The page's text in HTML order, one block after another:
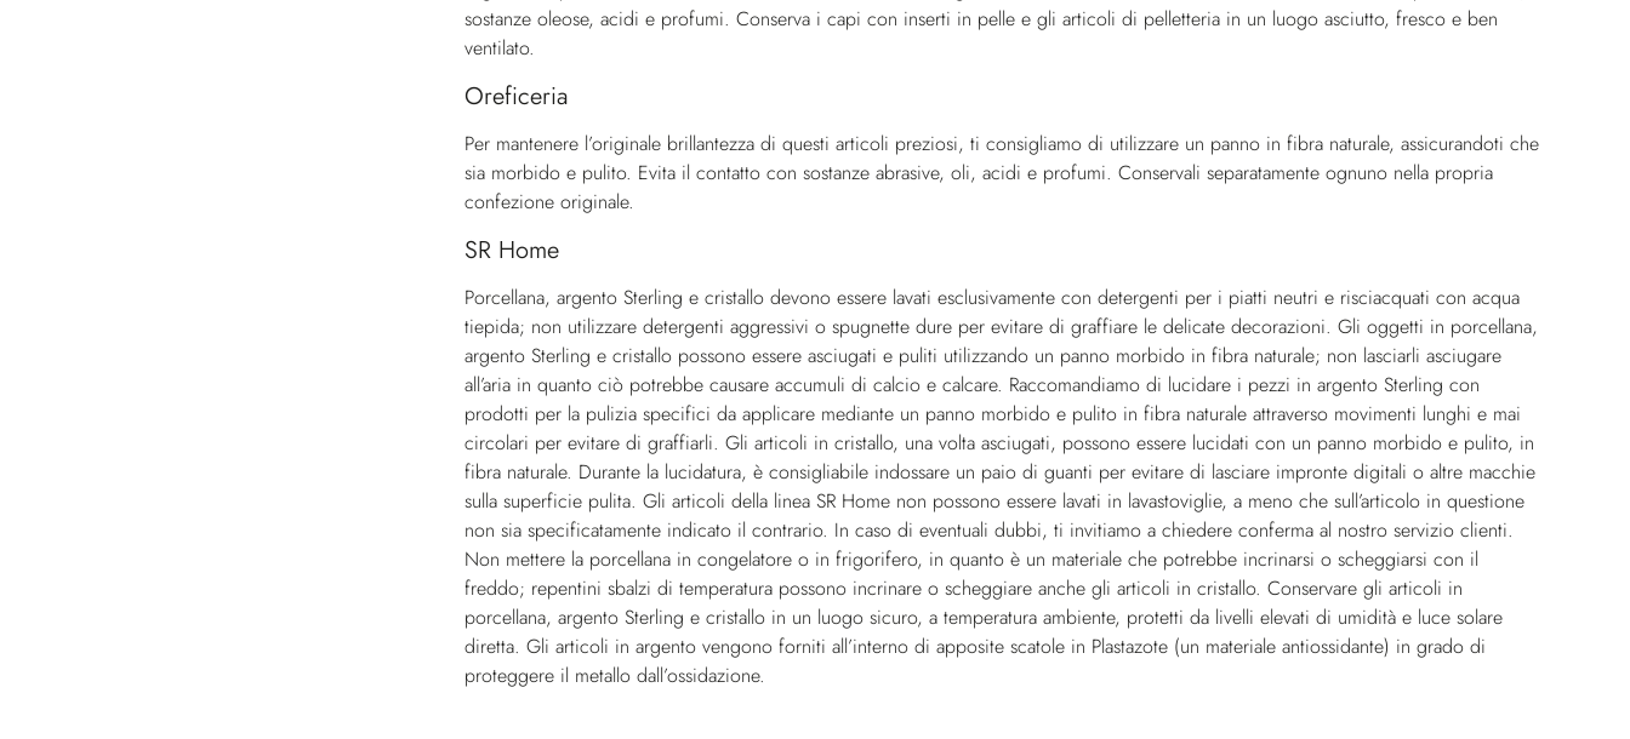
sostanze oleose, acidi e profumi. Conserva i capi con inserti in pelle e gli articoli di pelletteria in un luogo asciutto, fresco e ben
ventilato.
Oreficeria
Per mantenere l’originale brillantezza di questi articoli preziosi, ti consigliamo di utilizzare un panno in fibra naturale, assicurandoti che
sia morbido e pulito. Evita il contatto con sostanze abrasive, oli, acidi e profumi. Conservali separatamente ognuno nella propria
confezione originale.
SR Home
Porcellana, argento Sterling e cristallo devono essere lavati esclusivamente con detergenti per i piatti neutri e risciacquati con acqua
tiepida; non utilizzare detergenti aggressivi o spugnette dure per evitare di graffiare le delicate decorazioni. Gli oggetti in porcellana,
argento Sterling e cristallo possono essere asciugati e puliti utilizzando un panno morbido in fibra naturale; non lasciarli asciugare
all’aria in quanto ciò potrebbe causare accumuli di calcio e calcare. Raccomandiamo di lucidare i pezzi in argento Sterling con
prodotti per la pulizia specifici da applicare mediante un panno morbido e pulito in fibra naturale attraverso movimenti lunghi e mai
circolari per evitare di graffiarli. Gli articoli in cristallo, una volta asciugati, possono essere lucidati con un panno morbido e pulito, in
fibra naturale. Durante la lucidatura, è consigliabile indossare un paio di guanti per evitare di lasciare impronte digitali o altre macchie
sulla superficie pulita. Gli articoli della linea SR Home non possono essere lavati in lavastoviglie, a meno che sull’articolo in questione
non sia specificatamente indicato il contrario. In caso di eventuali dubbi, ti invitiamo a chiedere conferma al nostro servizio clienti.
Non mettere la porcellana in congelatore o in frigorifero, in quanto è un materiale che potrebbe incrinarsi o scheggiarsi con il
freddo; repentini sbalzi di temperatura possono incrinare o scheggiare anche gli articoli in cristallo. Conservare gli articoli in
porcellana, argento Sterling e cristallo in un luogo sicuro, a temperatura ambiente, protetti da livelli elevati di umidità e luce solare
diretta. Gli articoli in argento vengono forniti all’interno di apposite scatole in Plastazote (un materiale antiossidante) in grado di
proteggere il metallo dall’ossidazione.